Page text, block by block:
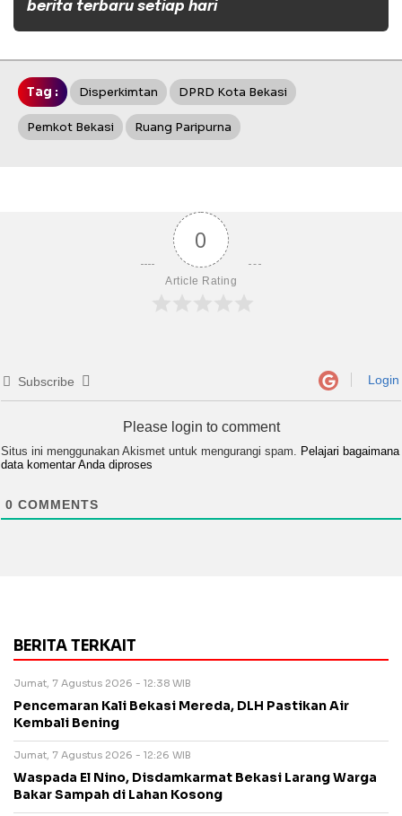
berita terbaru setiap hari
Tag : Disperkimtan DPRD Kota Bekasi
Pemkot Bekasi Ruang Paripurna
0
Article Rating
Subscribe Login
Please login to comment
Situs ini menggunakan Akismet untuk mengurangi spam. Pelajari bagaimana
data komentar Anda diproses
0 COMMENTS
BERITA TERKAIT
Jumat, 7 Agustus 2026 - 12:38 WIB
Pencemaran Kali Bekasi Mereda, DLH Pastikan Air
Kembali Bening
Jumat, 7 Agustus 2026 - 12:26 WIB
Waspada El Nino, Disdamkarmat Bekasi Larang Warga
Bakar Sampah di Lahan Kosong